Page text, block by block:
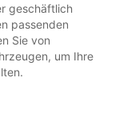
geschäftlich
passenden
Sie von
um Ihre